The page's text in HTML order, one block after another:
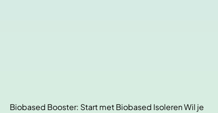
Biobased Booster: Start met Biobased Isoleren Wil je